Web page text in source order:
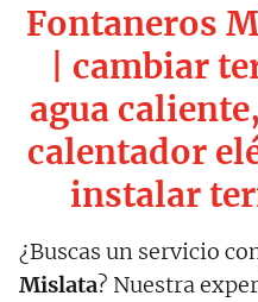
Fontaneros
| cambiar
agua
calentador
instalar
¿Buscas un servicio
Mislata? Nuestra